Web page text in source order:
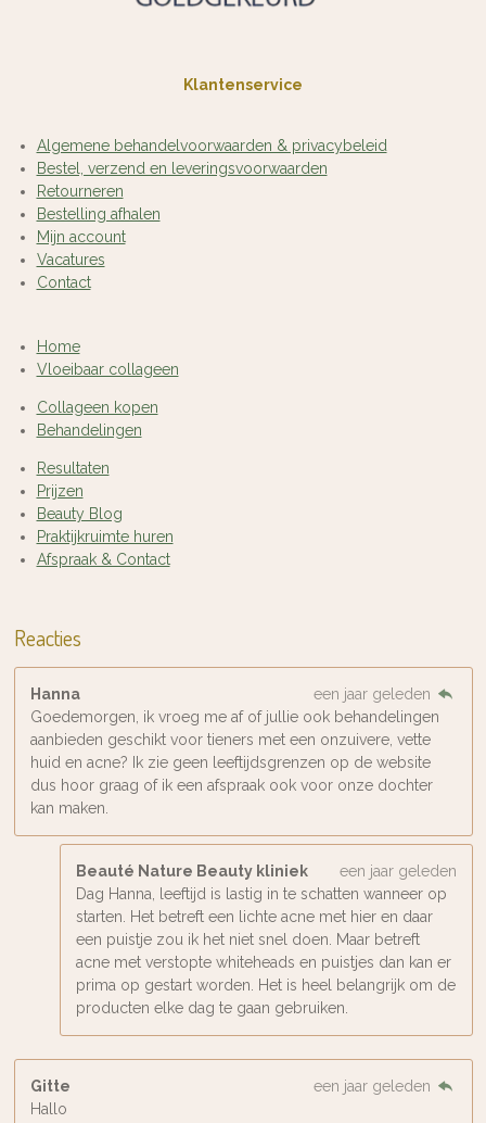
Klantenservice
Algemene behandelvoorwaarden & privacybeleid
Bestel, verzend en leveringsvoorwaarden
Retourneren
Bestelling afhalen
Mijn account
Vacatures
Contact
Home
Vloeibaar collageen
Collageen kopen
Behandelingen
Resultaten
Prijzen
Beauty Blog
Praktijkruimte huren
Afspraak & Contact
Reacties
Hanna
een jaar geleden
Goedemorgen, ik vroeg me af of jullie ook behandelingen
aanbieden geschikt voor tieners met een onzuivere, vette
huid en acne? Ik zie geen leeftijdsgrenzen op de website
dus hoor graag of ik een afspraak ook voor onze dochter
kan maken.
Beauté Nature Beauty kliniek
een jaar geleden
Dag Hanna, leeftijd is lastig in te schatten wanneer op
starten. Het betreft een lichte acne met hier en daar
een puistje zou ik het niet snel doen. Maar betreft
acne met verstopte whiteheads en puistjes dan kan er
prima op gestart worden. Het is heel belangrijk om de
producten elke dag te gaan gebruiken.
Gitte
een jaar geleden
Hallo